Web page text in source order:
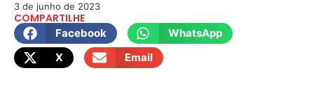
3 de junho de 2023
COMPARTILHE
Facebook
WhatsApp
X
Email